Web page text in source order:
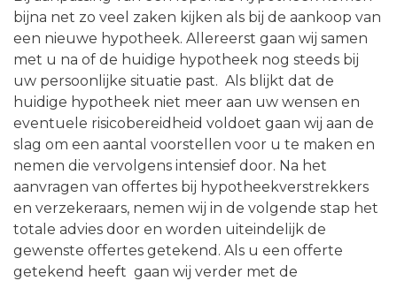
bijna net zo veel zaken kijken als bij de aankoop van
een nieuwe hypotheek. Allereerst gaan wij samen
met u na of de huidige hypotheek nog steeds bij
uw persoonlijke situatie past. Als blijkt dat de
huidige hypotheek niet meer aan uw wensen en
eventuele risicobereidheid voldoet gaan wij aan de
slag om een aantal voorstellen voor u te maken en
nemen die vervolgens intensief door. Na het
aanvragen van offertes bij hypotheekverstrekkers
en verzekeraars, nemen wij in de volgende stap het
totale advies door en worden uiteindelijk de
gewenste offertes getekend. Als u een offerte
getekend heeft gaan wij verder met de